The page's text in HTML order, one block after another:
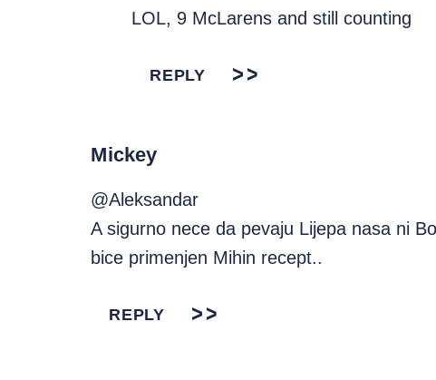
LOL, 9 McLarens and still counting
REPLY
Mickey
@Aleksandar
A sigurno nece da pevaju Lijepa nasa ni
bice primenjen Mihin recept..
REPLY